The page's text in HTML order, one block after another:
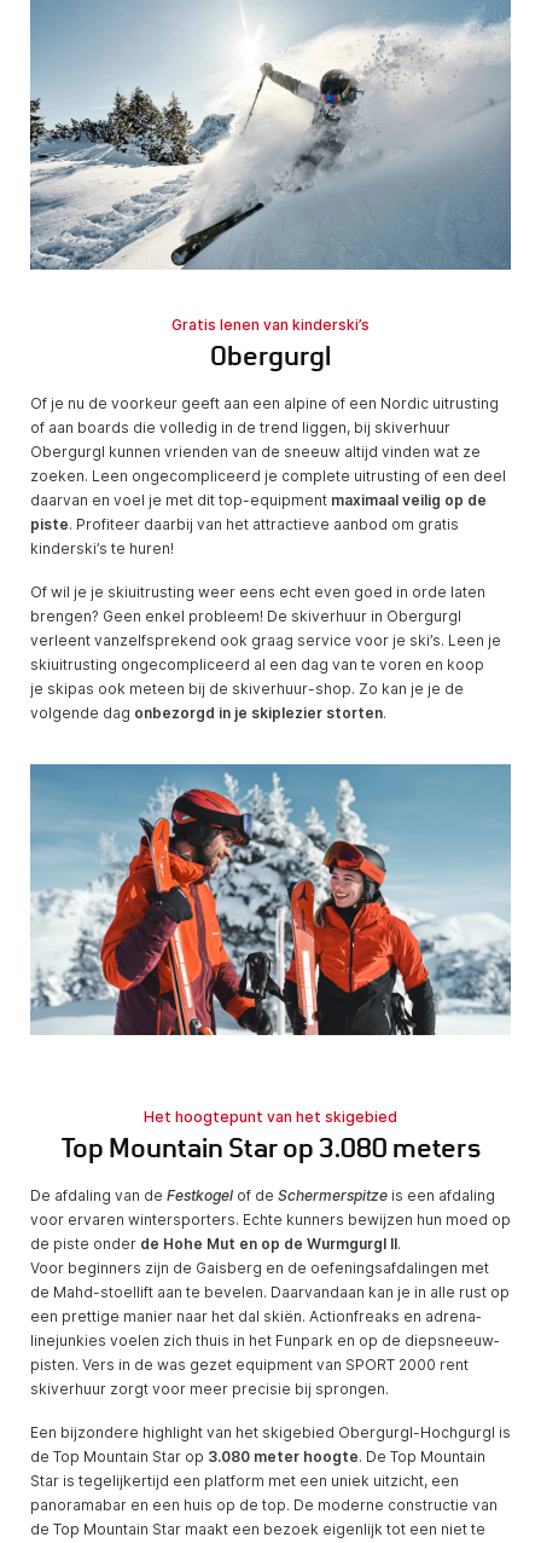
Gratis lenen van kinderski’s
Obergurgl
Of je nu de voorkeur geeft aan een alpine of een Nordic uitrusting
of aan boards die volledig in de trend liggen, bij skiverhuur
Obergurgl kunnen vrienden van de sneeuw altijd vinden wat ze
zoeken. Leen ongecompliceerd je complete uitrusting of een deel
daarvan en voel je met dit top-equipment maximaal veilig op de
piste. Profiteer daarbij van het attractieve aanbod om gratis
kinderski’s te huren!
Of wil je je skiuitrusting weer eens echt even goed in orde laten
brengen? Geen enkel probleem! De skiverhuur in Obergurgl
verleent vanzelfsprekend ook graag service voor je ski’s. Leen je
skiuitrusting ongecompliceerd al een dag van te voren en koop
je skipas ook meteen bij de skiverhuur-shop. Zo kan je je de
volgende dag onbezorgd in je skiplezier storten.
Het hoogtepunt van het skigebied
Top Mountain Star op 3.080 meters
De afdaling van de Festkogel of de Schermerspitze is een afdaling
voor ervaren wintersporters. Echte kunners bewijzen hun moed op
de piste onder de Hohe Mut en op de Wurmgurgl II.
Voor beginners zijn de Gaisberg en de oefeningsafdalingen met
de Mahd-stoellift aan te bevelen. Daarvandaan kan je in alle rust op
een prettige manier naar het dal skiën. Actionfreaks en adrena­
linejunkies voelen zich thuis in het Funpark en op de diep­sneeuw­
pisten. Vers in de was gezet equipment van SPORT 2000 rent
skiver­huur zorgt voor meer precisie bij sprongen.
Een bijzondere highlight van het skigebied Obergurgl-Hochgurgl is
de Top Mountain Star op 3.080 meter hoogte. De Top Mountain
Star is tegelijkertijd een platform met een uniek uitzicht, een
panoramabar en een huis op de top. De moderne constructie van
de Top Mountain Star maakt een bezoek eigenlijk tot een niet te